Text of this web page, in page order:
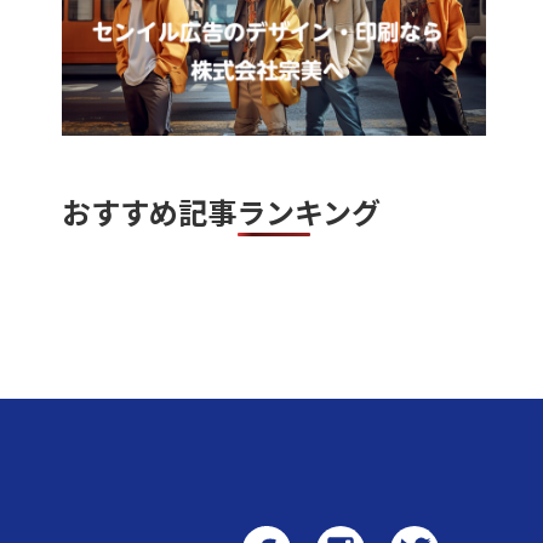
おすすめ記事ランキング